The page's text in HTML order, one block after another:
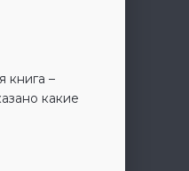
книга –
какие